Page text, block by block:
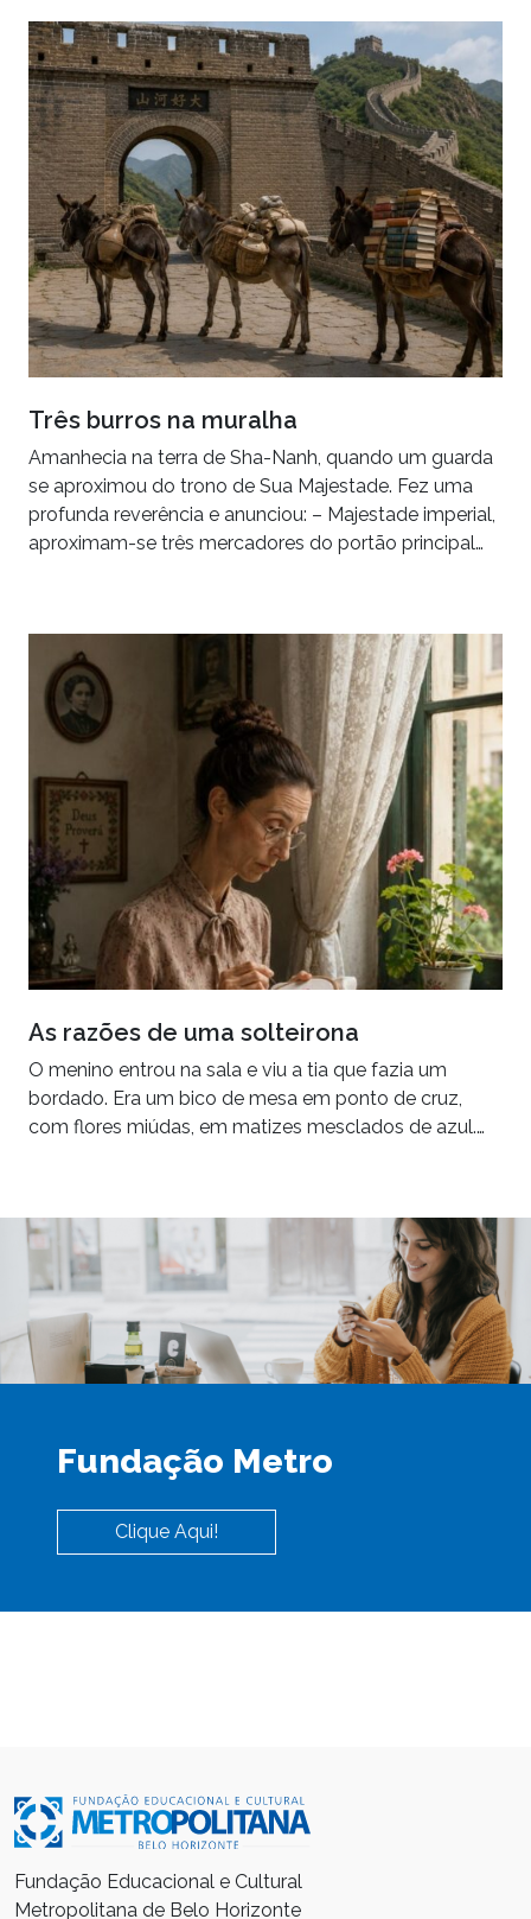
Três burros na muralha
Amanhecia na terra de Sha-Nanh, quando um guarda
se aproximou do trono de Sua Majestade. Fez uma
profunda reverência e anunciou: – Majestade imperial,
aproximam-se três mercadores do portão principal…
As razões de uma solteirona
O menino entrou na sala e viu a tia que fazia um
bordado. Era um bico de mesa em ponto de cruz,
com flores miúdas, em matizes mesclados de azul.…
Fundação Metro
Clique Aqui!
Fundação Educacional e Cultural
Metropolitana de Belo Horizonte